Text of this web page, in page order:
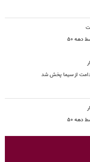
دهه ۵۰
از سیما پخش شد
دهه ۵۰